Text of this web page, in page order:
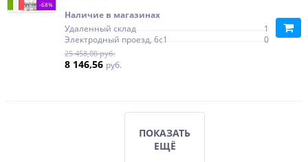
-68%
Наличие в магазинах
Удаленный склад
1
Электродный проезд, 6с1
0
25 458,00 руб.
8 146,56 руб.
ПОКАЗАТЬ
ЕЩЁ